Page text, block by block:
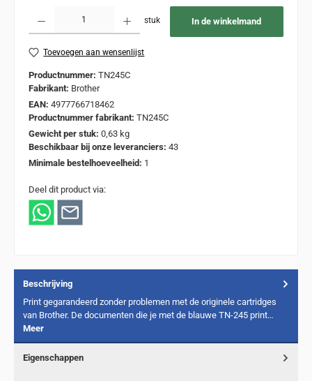
stuk In de winkelmand
Toevoegen aan wensenlijst
Productnummer: TN245C
Fabrikant: Brother
EAN: 4977766718462
Productnummer fabrikant: TN245C
Gewicht per stuk: 0,63 kg
Beschikbaar bij onze leveranciers: 43
Minimale bestelhoeveelheid: 1
Deel dit product via:
Beschrijving
Print gegarandeerd zonder problemen met de originele cartridges
van Brother. De documenten die je met de blauwe TN-245 print…
Meer
Eigenschappen